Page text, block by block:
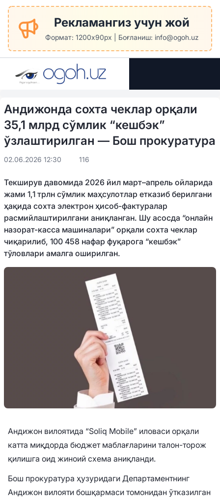
Рекламангиз учун жой
Формат: 1200x90px | Боғланиш: info@ogoh.uz
Андижонда сохта чеклар орқали
35,1 млрд сўмлик “кешбэк”
ўзлаштирилган — Бош прокуратура
02.06.2026 12:30 116
Текширув давомида 2026 йил март–апрель ойларида
жами 1,1 трлн сўмлик маҳсулотлар етказиб берилгани
ҳақида сохта электрон ҳисоб-фактуралар
расмийлаштирилгани аниқланган. Шу асосда “онлайн
назорат-касса машиналари” орқали сохта чеклар
чиқарилиб, 100 458 нафар фуқарога “кешбэк”
тўловлари амалга оширилган.
Андижон вилоятида “Soliq Mobile” иловаси орқали
катта миқдорда бюджет маблағларини талон-торож
қилишга оид жиноий схема аниқланди.
Бош прокуратура ҳузуридаги Департаментнинг
Андижон вилояти бошқармаси томонидан ўтказилган